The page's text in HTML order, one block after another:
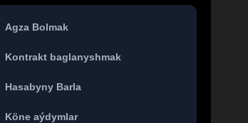
Agza Bolmak
Kontrakt baglanyshmak
Hasabyny Barla
Köne aýdymlar